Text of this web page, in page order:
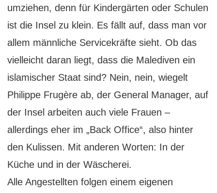
umziehen, denn für Kindergärten oder Schulen
ist die Insel zu klein. Es fällt auf, dass man vor
allem männliche Servicekräfte sieht. Ob das
vielleicht daran liegt, dass die Malediven ein
islamischer Staat sind? Nein, nein, wiegelt
Philippe Frugère ab, der General Manager, auf
der Insel arbeiten auch viele Frauen –
allerdings eher im „Back Office“, also hinter
den Kulissen. Mit anderen Worten: In der
Küche und in der Wäscherei.
Alle Angestellten folgen einem eigenen